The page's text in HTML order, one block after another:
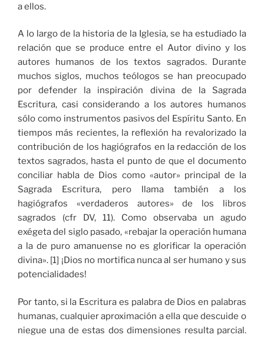
a ellos.
A lo largo de la historia de la Iglesia, se ha estudiado la
relación que se produce entre el Autor divino y los
autores humanos de los textos sagrados. Durante
muchos siglos, muchos teólogos se han preocupado
por defender la inspiración divina de la Sagrada
Escritura, casi considerando a los autores humanos
sólo como instrumentos pasivos del Espíritu Santo. En
tiempos más recientes, la reflexión ha revalorizado la
contribución de los hagiógrafos en la redacción de los
textos sagrados, hasta el punto de que el documento
conciliar habla de Dios como «autor» principal de la
Sagrada Escritura, pero llama también a los
hagiógrafos «verdaderos autores» de los libros
sagrados (cfr DV, 11). Como observaba un agudo
exégeta del siglo pasado, «rebajar la operación humana
a la de puro amanuense no es glorificar la operación
divina». [1] ¡Dios no mortifica nunca al ser humano y sus
potencialidades!
Por tanto, si la Escritura es palabra de Dios en palabras
humanas, cualquier aproximación a ella que descuide o
niegue una de estas dos dimensiones resulta parcial.